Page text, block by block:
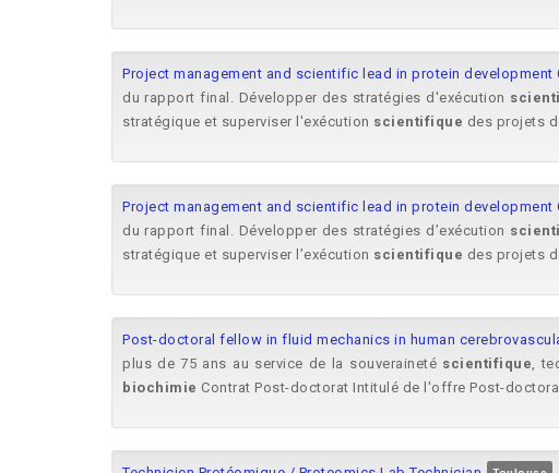
Project management and scientific lead in protein development
du rapport final. Développer des stratégies d'exécution
stratégique et superviser l'exécution scientifique des projets
Project management and scientific lead in protein development
du rapport final. Développer des stratégies d’exécution
stratégique et superviser l’exécution scientifique des projets
Post-doctoral fellow in fluid mechanics in human
plus de 75 ans au service de la souveraineté scientifique,
biochimie Contrat Post-doctorat Intitulé de l'offre Post-